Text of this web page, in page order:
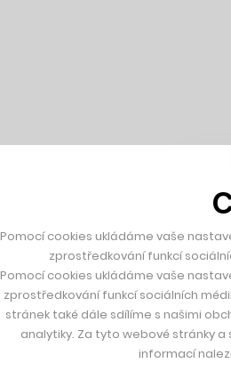
Pomocí cookies ukládáme vaše
zprostředkování funkcí
Pomocí cookies ukládáme vaše
zprostředkování funkcí sociálních
stránek také dále sdílíme s našimi
analytiky. Za tyto webové stránky
informací